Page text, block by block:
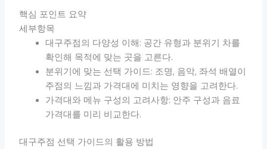
핵심 포인트 요약
세부항목
대구주점의 다양성 이해: 공간 유형과 분위기 차를
확인해 목적에 맞는 곳을 고른다.
분위기에 맞는 선택 가이드: 조명, 음악, 좌석 배열이
주점의 느낌과 가격대에 미치는 영향을 고려한다.
가격대와 메뉴 구성의 고려사항: 안주 구성과 음료
가격대를 미리 비교한다.
대구주점 선택 가이드의 활용 방법